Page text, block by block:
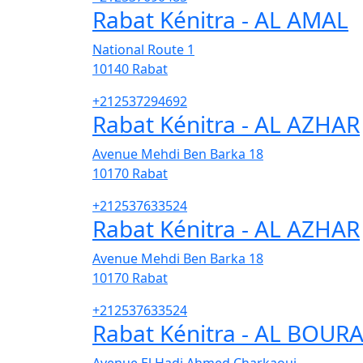
Rabat Kénitra - AL AMAL
National Route 1
10140 Rabat
+212537294692
Rabat Kénitra - AL AZHAR
Avenue Mehdi Ben Barka 18
10170 Rabat
+212537633524
Rabat Kénitra - AL AZHAR
Avenue Mehdi Ben Barka 18
10170 Rabat
+212537633524
Rabat Kénitra - AL